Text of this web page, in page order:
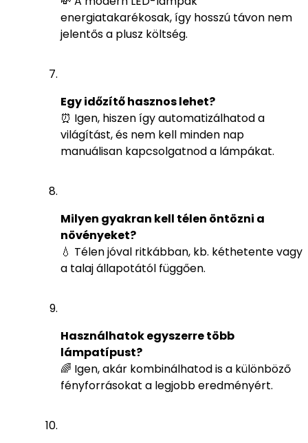
energiatakarékosak, így hosszú távon nem
jelentős a plusz költség.
Egy időzítő hasznos lehet?
⏰ Igen, hiszen így automatizálhatod a
világítást, és nem kell minden nap
manuálisan kapcsolgatnod a lámpákat.
Milyen gyakran kell télen öntözni a
növényeket?
💧 Télen jóval ritkábban, kb. kéthetente vagy
a talaj állapotától függően.
Használhatok egyszerre több
lámpatípust?
🌈 Igen, akár kombinálhatod is a különböző
fényforrásokat a legjobb eredményért.